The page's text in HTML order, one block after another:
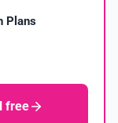
Plans
free